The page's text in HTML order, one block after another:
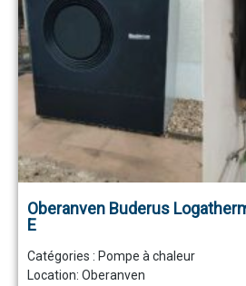
Oberanven Buderus
E
Catégories : Pompe à chaleur
Location: Oberanven